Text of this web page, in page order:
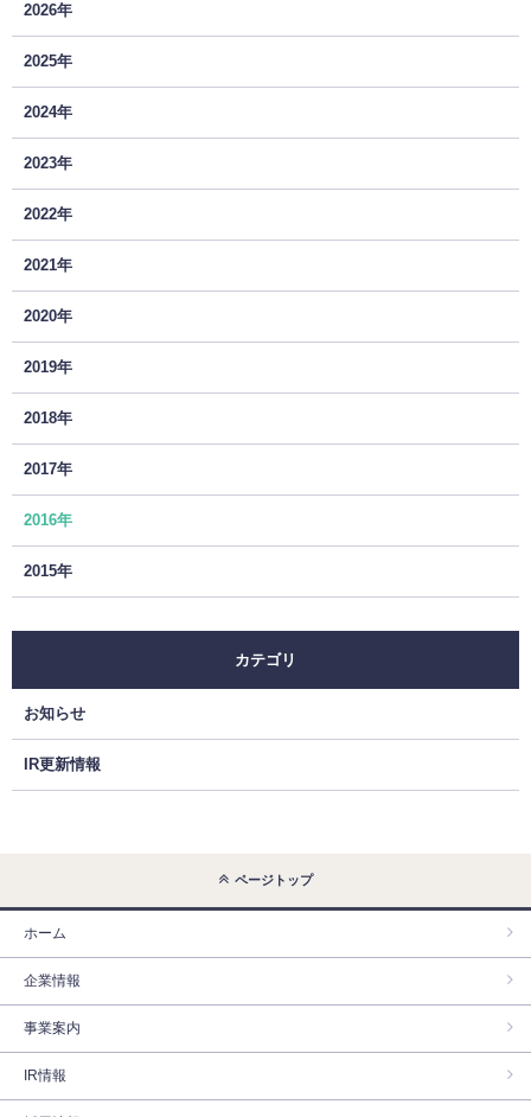
2026年
2025年
2024年
2023年
2022年
2021年
2020年
2019年
2018年
2017年
2016年
2015年
カテゴリ
お知らせ
IR更新情報
ページトップ
ホーム
企業情報
事業案内
IR情報